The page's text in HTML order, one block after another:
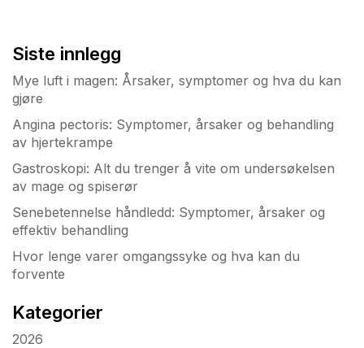
Siste innlegg
Mye luft i magen: Årsaker, symptomer og hva du kan
gjøre
Angina pectoris: Symptomer, årsaker og behandling
av hjertekrampe
Gastroskopi: Alt du trenger å vite om undersøkelsen
av mage og spiserør
Senebetennelse håndledd: Symptomer, årsaker og
effektiv behandling
Hvor lenge varer omgangssyke og hva kan du
forvente
Kategorier
2026